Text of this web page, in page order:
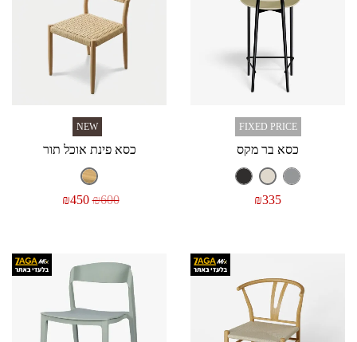
FIXED PRICE
כסא בר מקס
₪335
NEW
כסא פינת אוכל תור
₪600
₪450